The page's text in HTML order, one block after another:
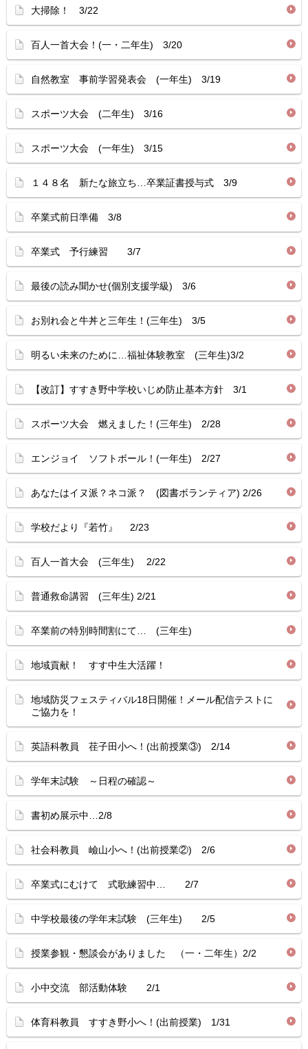
大掃除！ 3/22
百人一首大会！(一・二年生) 3/20
自然教室 事前学習発表会 (一年生) 3/19
スポーツ大会 (二年生) 3/16
スポーツ大会 (一年生) 3/15
１４８名 新たな旅立ち…卒業証書授与式 3/9
卒業式前日準備 3/8
卒業式 予行練習 3/7
最後の読み聞かせ(個別支援学級) 3/6
お別れ会と牛丼と三年生！(三年生) 3/5
明るい未来のために…福祉体験教室 (三年生)3/2
【改訂】すすき野中学校いじめ防止基本方針 3/1
スポーツ大会 燃えました！(三年生) 2/28
エンジョイ ソフトボール！(一年生) 2/27
あなたはイヌ派？ネコ派？ (図書ボランティア) 2/26
学校だより『若竹』 2/23
百人一首大会 (三年生) 2/22
普通救命講習 (三年生) 2/21
卒業前の特別時間割にて… (三年生)
地域貢献！ すす中生大活躍！
地域防災フェスティバル18日開催！メール配信テストに
ご協力を！
英語科教員 荏子田小へ！(出前授業③) 2/14
学年末試験 ～日程の確認～
書初め展示中…2/8
社会科教員 嶮山小へ！(出前授業②) 2/6
卒業式にむけて 式歌練習中… 2/7
中学校最後の学年末試験 (三年生) 2/5
授業参観・懇談会がありました （一・二年生）2/2
小中交流 部活動体験 2/1
体育科教員 すすき野小へ！(出前授業) 1/31